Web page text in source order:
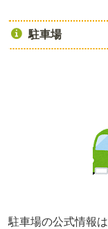
駐車場
駐車場の公式情報は